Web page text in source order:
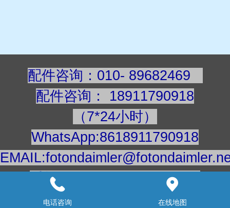
配件咨询：010- 89682469
配件咨询 ： 18911790918
（7*24小时）
WhatsApp:8618911790918
手机/微信：18911790918
建议用电脑浏览更清楚
电话咨询 在线地图